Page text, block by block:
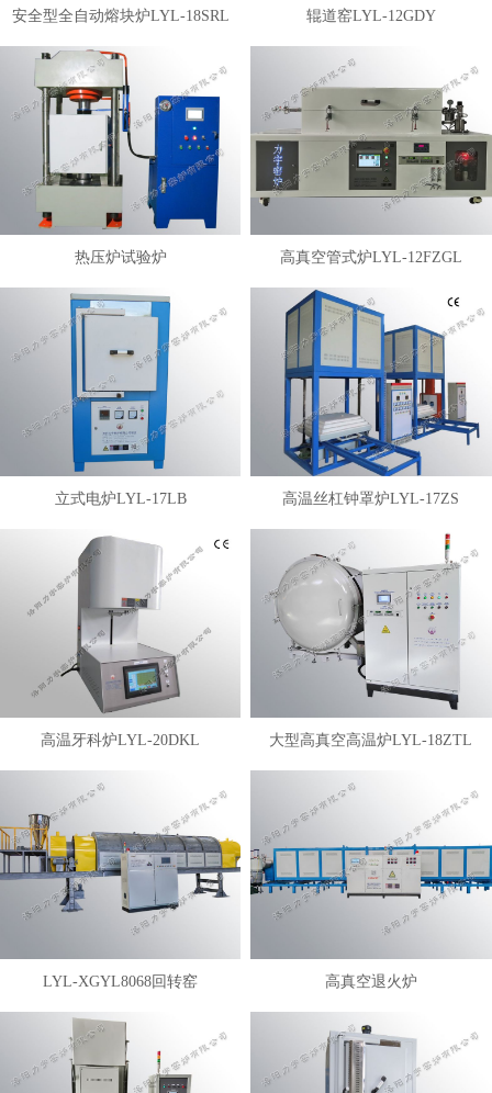
安全型全自动熔块炉LYL-18SRL 辊道窑LYL-12GDY
热压炉试验炉 高真空管式炉LYL-12FZGL
立式电炉LYL-17LB 高温丝杠钟罩炉LYL-17ZS
高温牙科炉LYL-20DKL 大型高真空高温炉LYL-18ZTL
LYL-XGYL8068回转窑 高真空退火炉